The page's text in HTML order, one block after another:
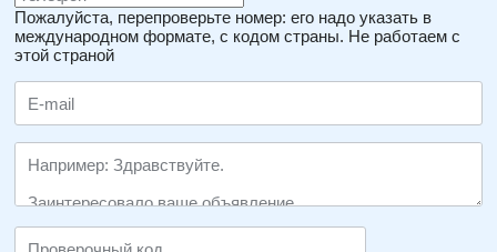
Пожалуйста, перепроверьте номер: его надо указать в
международном формате, с кодом страны. Не работаем с
этой страной